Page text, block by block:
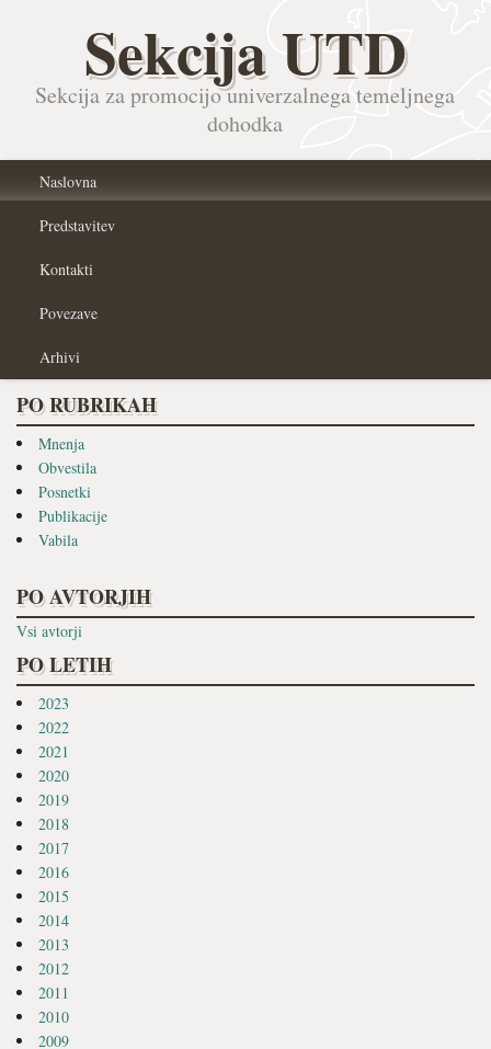
Sekcija UTD
Sekcija za promocijo univerzalnega temeljnega
dohodka
Naslovna
Predstavitev
Kontakti
Povezave
Arhivi
PO RUBRIKAH
Mnenja
Obvestila
Posnetki
Publikacije
Vabila
PO AVTORJIH
Vsi avtorji
PO LETIH
2023
2022
2021
2020
2019
2018
2017
2016
2015
2014
2013
2012
2011
2010
2009